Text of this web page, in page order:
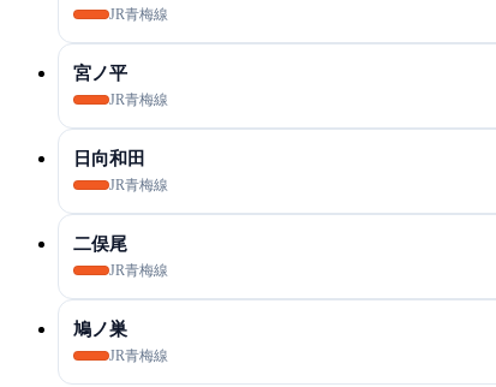
JR青梅線
宮ノ平
JR青梅線
日向和田
JR青梅線
二俣尾
JR青梅線
鳩ノ巣
JR青梅線